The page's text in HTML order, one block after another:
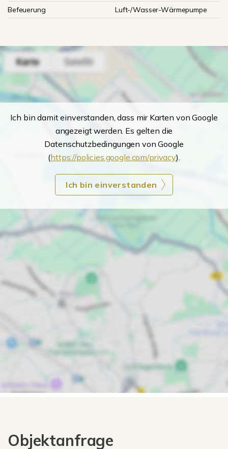
Befeuerung
Luft-/Wasser-Wärmepumpe
Ich bin damit einverstanden, dass mir Karten von Google
angezeigt werden. Es gelten die
Datenschutzbedingungen von Google
(https://policies.google.com/privacy).
Ich bin einverstanden
Objektanfrage